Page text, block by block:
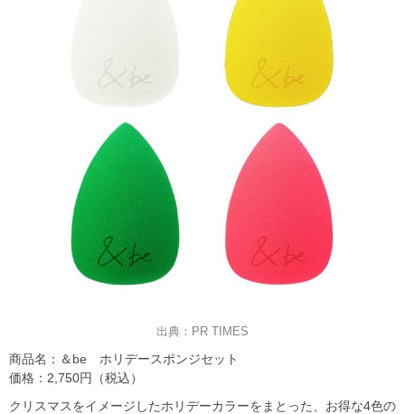
出典：PR TIMES
商品名：＆be ホリデースポンジセット
価格：2,750円（税込）
クリスマスをイメージしたホリデーカラーをまとった、お得な4色の